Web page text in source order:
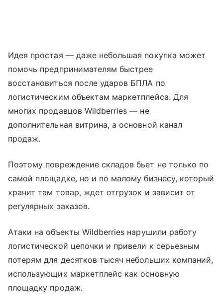
Идея простая — даже небольшая покупка может
помочь предпринимателям быстрее
восстановиться после ударов БПЛА по
логистическим объектам маркетплейса. Для
многих продавцов Wildberries — не
дополнительная витрина, а основной канал
продаж.
Поэтому повреждение складов бьет не только по
самой площадке, но и по малому бизнесу, который
хранит там товар, ждет отгрузок и зависит от
регулярных заказов.
Атаки на объекты Wildberries нарушили работу
логистической цепочки и привели к серьезным
потерям для десятков тысяч небольших компаний,
использующих маркетплейс как основную
площадку продаж.